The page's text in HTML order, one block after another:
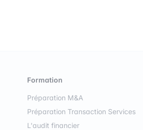
Formation
Préparation M&A
Préparation Transaction Services
L'audit financier